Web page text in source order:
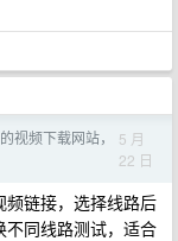
视频下载网站，
5 月
22 日
链接，选择线路后
同线路测试，适合